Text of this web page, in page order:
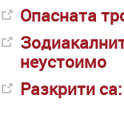
Опасната
неустоимо
Разкрити